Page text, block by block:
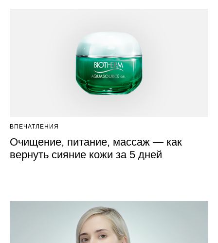
ВПЕЧАТЛЕНИЯ
Очищение, питание, массаж — как
вернуть сияние кожи за 5 дней